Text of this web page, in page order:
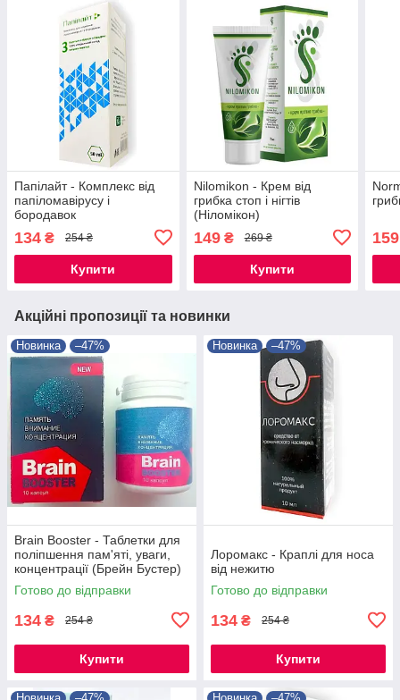
Папілайт - Комплекс від
папіломавірусу і
бородавок
134 ₴ 254 ₴
Купити
Nilomikon - Крем від
грибка стоп і нігтів
(Ніломікон)
149₴ 269 ₴
Купити
159
Акційні пропозиції та новинки
Новинка –47%
Brain Booster - Таблетки для
поліпшення пам'яті, уваги,
концентрації (Брейн Бустер)
Готово до відправки
134 ₴ 254 ₴
Купити
Новинка –47%
Лоромакс - Краплі для носа
від нежитю
Готово до відправки
134 ₴ 254 ₴
Купити